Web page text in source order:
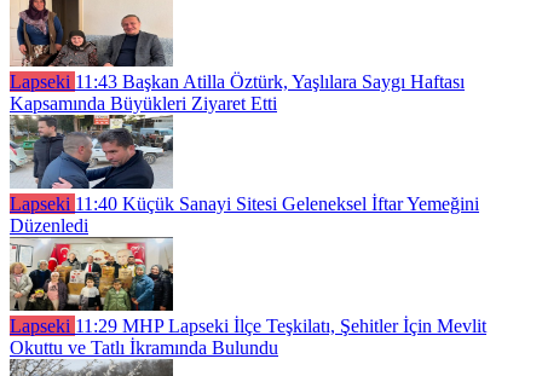
Lapseki 11:43 Başkan Atilla Öztürk, Yaşlılara Saygı Haftası
Kapsamında Büyükleri Ziyaret Etti
Lapseki 11:40 Küçük Sanayi Sitesi Geleneksel İftar Yemeğini
Düzenledi
Lapseki 11:29 MHP Lapseki İlçe Teşkilatı, Şehitler İçin Mevlit
Okuttu ve Tatlı İkramında Bulundu